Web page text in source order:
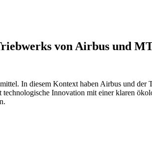
von Airbus und
In diesem Kontext haben Airbus und der
Innovation mit einer klaren